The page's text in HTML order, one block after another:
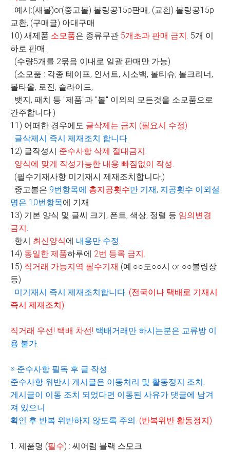
예시:(새볼)or(중고볼) 볼링공15p판매, (교환) 볼링공15p
교환, (구매글) 아대구매
10) 새제품 소모품은 종류무관 5개초과 판매 금지. 5개 이
하로 판매.
(수량5개를 2묶음 이내로 일괄 판매만 가능)
(소모품 : 각종 테이프, 인서트, 시소백, 볼티슈, 볼크리너,
볼타올, 로진, 슬라이드,
뱃지, 패치 등 "제품"과 "볼" 이외의 모든것을 소모품으로
간주합니다.)
11) 어떠한 경우에도 글삭제는 금지 (필요시 수정)
글삭제시 즉시 제재조치 합니다.
12) 글작성시 준수사항 삭제 절대금지.
양식에 맞게 작성가능한 내용 빠짐없이 작성.
(필수기재사항 미기재시 제재조치합니다.)
중고볼은 9번항목에 총지공횟수만 기재, 지공횟수 이외설
명은 10번항목에 기재.
13) 기본 양식 및 글씨 크기, 폰트, 색상, 정렬 등 임의변경
금지.
항시 최신양식에 내용만 수정.
14) 동일한 제품하루에 2번 등록 금지.
15) 직거래 가능지역 필수기재 (예:○○도○○시 or ○○볼링장
등)
미기재시 즉시 제재조치합니다. (전국이나 택배로 기재시
즉시 제재조치)
직거래 우선! 택배 차선! 택배거래만 하시는분은 교류방 이
용 불가.
※ 준수사항 필독 후 글 작성.
준수사항 위반시 게시글은 이동처리 및 활동정지 조치.
게시글이 이동 조치 되었다면 이동된 사유가 댓글에 남겨
져 있으니
확인 후 반복 위반하지 않도록 주의. (반복위반 활동정지)
1. 제품명 (필수) : 씨어럼 블랙 스모크